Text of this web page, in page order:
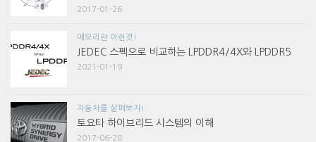
2017-01-26
메모리란 이런것!
JEDEC 스펙으로 비교하는 LPDDR4/4X와 LPDDR5
2021-01-19
자동차를 살펴보자!
토요타 하이브리드 시스템의 이해
2017-06-28